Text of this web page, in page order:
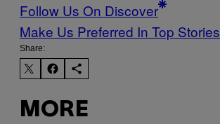
Follow Us On Discover
Make Us Preferred In Top Stories
Share:
MORE